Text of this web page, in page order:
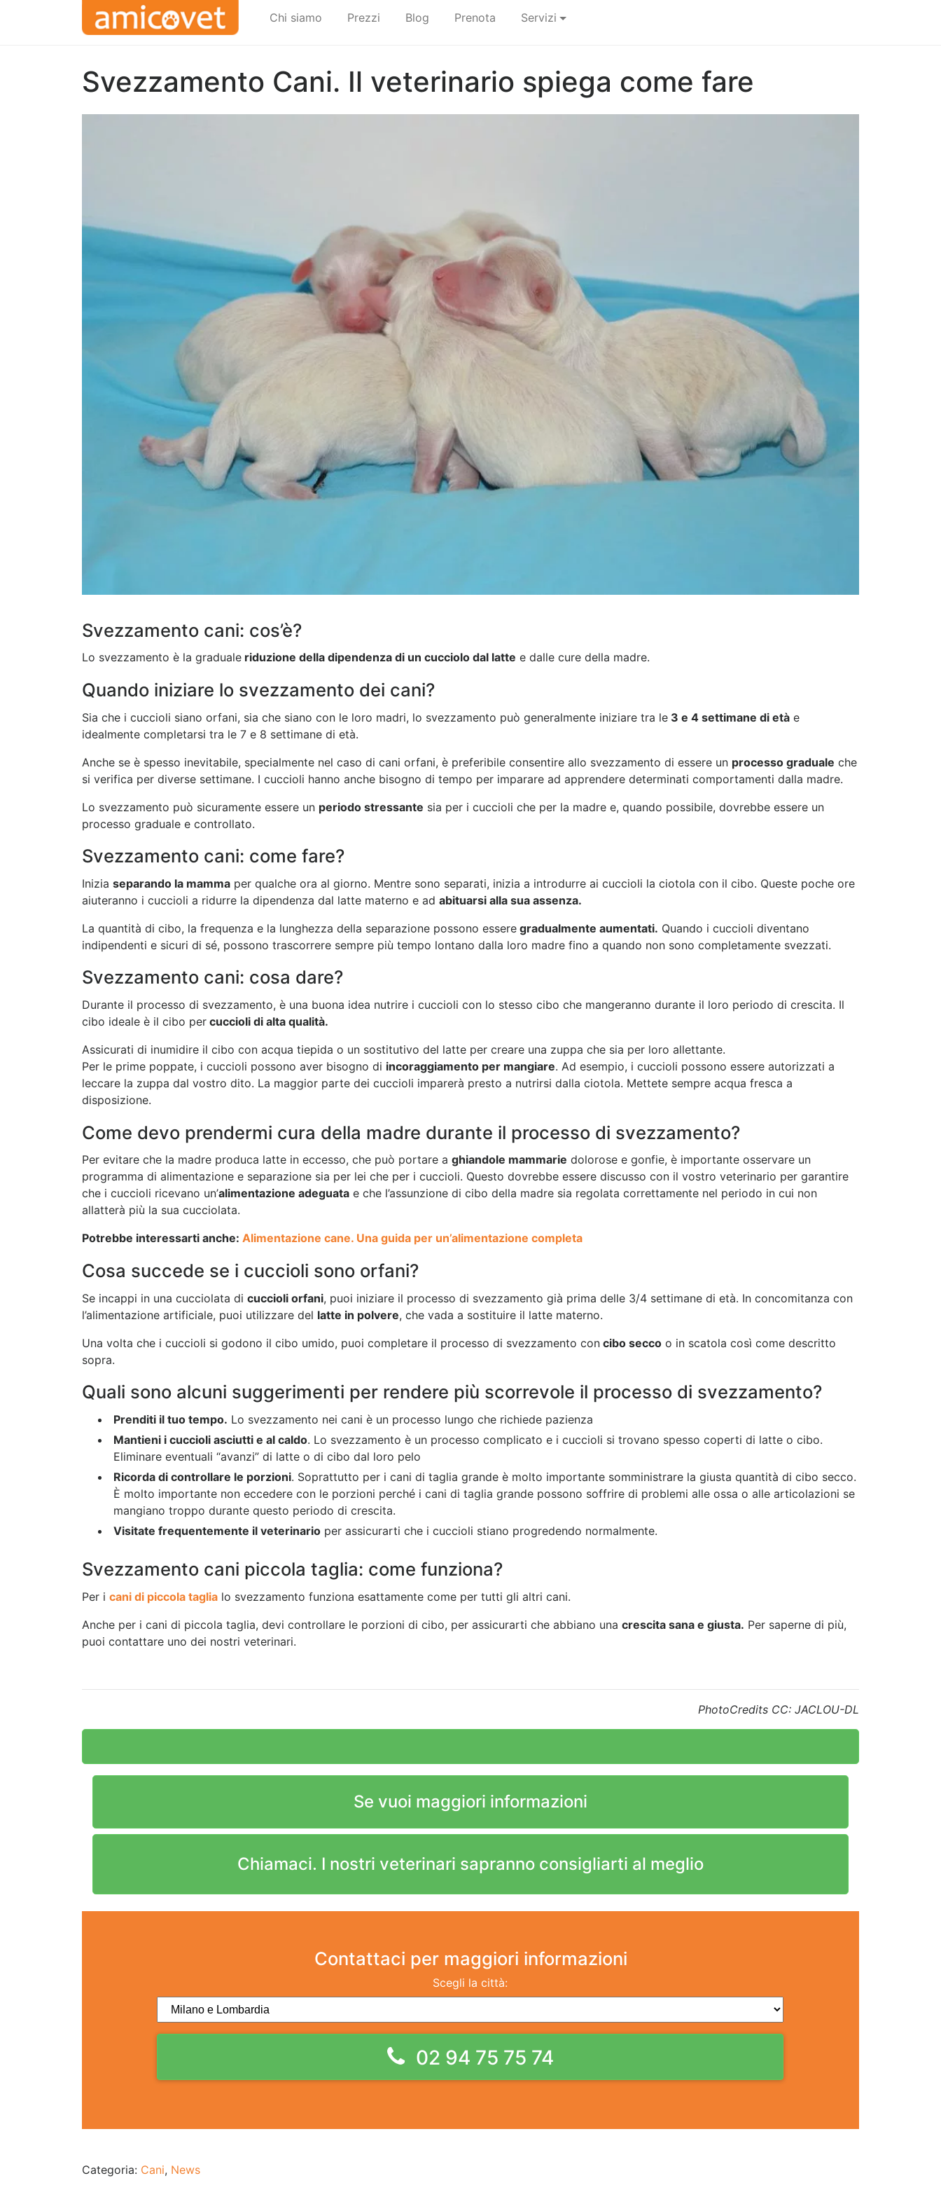
Chi siamo Prezzi Blog Prenota Servizi
Svezzamento Cani. Il veterinario spiega come fare
Svezzamento cani: cos’è?
Lo svezzamento è la graduale riduzione della dipendenza di un cucciolo dal latte e dalle cure della madre.
Quando iniziare lo svezzamento dei cani?
Sia che i cuccioli siano orfani, sia che siano con le loro madri, lo svezzamento può generalmente iniziare tra le 3 e 4 settimane di età e
idealmente completarsi tra le 7 e 8 settimane di età.
Anche se è spesso inevitabile, specialmente nel caso di cani orfani, è preferibile consentire allo svezzamento di essere un processo graduale che
si verifica per diverse settimane. I cuccioli hanno anche bisogno di tempo per imparare ad apprendere determinati comportamenti dalla madre.
Lo svezzamento può sicuramente essere un periodo stressante sia per i cuccioli che per la madre e, quando possibile, dovrebbe essere un
processo graduale e controllato.
Svezzamento cani: come fare?
Inizia separando la mamma per qualche ora al giorno. Mentre sono separati, inizia a introdurre ai cuccioli la ciotola con il cibo. Queste poche ore
aiuteranno i cuccioli a ridurre la dipendenza dal latte materno e ad abituarsi alla sua assenza.
La quantità di cibo, la frequenza e la lunghezza della separazione possono essere gradualmente aumentati. Quando i cuccioli diventano
indipendenti e sicuri di sé, possono trascorrere sempre più tempo lontano dalla loro madre fino a quando non sono completamente svezzati.
Svezzamento cani: cosa dare?
Durante il processo di svezzamento, è una buona idea nutrire i cuccioli con lo stesso cibo che mangeranno durante il loro periodo di crescita. Il
cibo ideale è il cibo per cuccioli di alta qualità.
Assicurati di inumidire il cibo con acqua tiepida o un sostitutivo del latte per creare una zuppa che sia per loro allettante.
Per le prime poppate, i cuccioli possono aver bisogno di incoraggiamento per mangiare. Ad esempio, i cuccioli possono essere autorizzati a
leccare la zuppa dal vostro dito. La maggior parte dei cuccioli imparerà presto a nutrirsi dalla ciotola. Mettete sempre acqua fresca a
disposizione.
Come devo prendermi cura della madre durante il processo di svezzamento?
Per evitare che la madre produca latte in eccesso, che può portare a ghiandole mammarie dolorose e gonfie, è importante osservare un
programma di alimentazione e separazione sia per lei che per i cuccioli. Questo dovrebbe essere discusso con il vostro veterinario per garantire
che i cuccioli ricevano un’alimentazione adeguata e che l’assunzione di cibo della madre sia regolata correttamente nel periodo in cui non
allatterà più la sua cucciolata.
Potrebbe interessarti anche: Alimentazione cane. Una guida per un’alimentazione completa
Cosa succede se i cuccioli sono orfani?
Se incappi in una cucciolata di cuccioli orfani, puoi iniziare il processo di svezzamento già prima delle 3/4 settimane di età. In concomitanza con
l’alimentazione artificiale, puoi utilizzare del latte in polvere, che vada a sostituire il latte materno.
Una volta che i cuccioli si godono il cibo umido, puoi completare il processo di svezzamento con cibo secco o in scatola così come descritto
sopra.
Quali sono alcuni suggerimenti per rendere più scorrevole il processo di svezzamento?
Prenditi il tuo tempo. Lo svezzamento nei cani è un processo lungo che richiede pazienza
Mantieni i cuccioli asciutti e al caldo. Lo svezzamento è un processo complicato e i cuccioli si trovano spesso coperti di latte o cibo.
Eliminare eventuali “avanzi” di latte o di cibo dal loro pelo
Ricorda di controllare le porzioni. Soprattutto per i cani di taglia grande è molto importante somministrare la giusta quantità di cibo secco.
È molto importante non eccedere con le porzioni perché i cani di taglia grande possono soffrire di problemi alle ossa o alle articolazioni se
mangiano troppo durante questo periodo di crescita.
Visitate frequentemente il veterinario per assicurarti che i cuccioli stiano progredendo normalmente.
Svezzamento cani piccola taglia: come funziona?
Per i cani di piccola taglia lo svezzamento funziona esattamente come per tutti gli altri cani.
Anche per i cani di piccola taglia, devi controllare le porzioni di cibo, per assicurarti che abbiano una crescita sana e giusta. Per saperne di più,
puoi contattare uno dei nostri veterinari.
PhotoCredits CC: JACLOU-DL
Se vuoi maggiori informazioni
Chiamaci. I nostri veterinari sapranno consigliarti al meglio
Contattaci per maggiori informazioni
Scegli la città:
02 94 75 75 74
Categoria: Cani, News